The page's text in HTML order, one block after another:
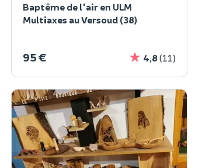
Baptême de l'air en ULM
Multiaxes au Versoud (38)
95 € 4,8 (11)